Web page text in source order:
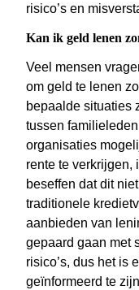
risico’s en
Kan ik geld lenen
Veel mensen
om geld te lenen
bepaalde situaties
tussen
organisaties
rente te verkrijgen,
beseffen dat dit
traditionele
aanbieden van
gepaard gaan met
risico’s, dus het is
geïnformeerd te